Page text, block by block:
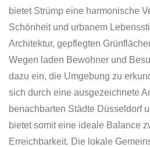
bietet Strümp eine harmonische
Schönheit und urbanem
Architektur, gepflegten
Wegen laden Bewohner und
dazu ein, die Umgebung zu
sich durch eine ausgezeichnete
benachbarten Städte Düsseldorf
bietet somit eine ideale Balance
Erreichbarkeit. Die lokale